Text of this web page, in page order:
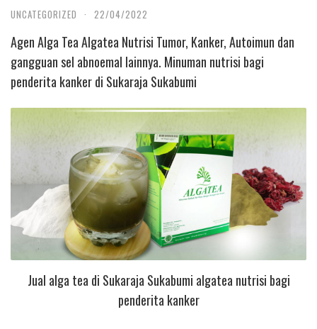
UNCATEGORIZED · 22/04/2022
Agen Alga Tea Algatea Nutrisi Tumor, Kanker, Autoimun dan
gangguan sel abnoemal lainnya. Minuman nutrisi bagi
penderita kanker di Sukaraja Sukabumi
Jual alga tea di Sukaraja Sukabumi algatea nutrisi bagi
penderita kanker